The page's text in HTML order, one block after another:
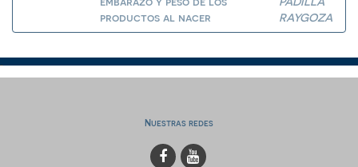
productos al nacer
RAYGOZA
Nuestras redes